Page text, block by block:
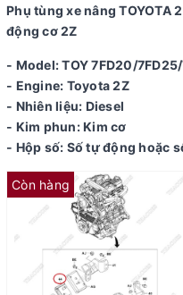
Phụ tùng xe nâng TOYOTA
động cơ 2Z
- Model: TOY 7FD20/
- Engine: Toyota 2Z
- Nhiên liệu: Diesel
- Kim phun: Kim cơ
- Hộp số: Số tự động hoặc
Còn hàng